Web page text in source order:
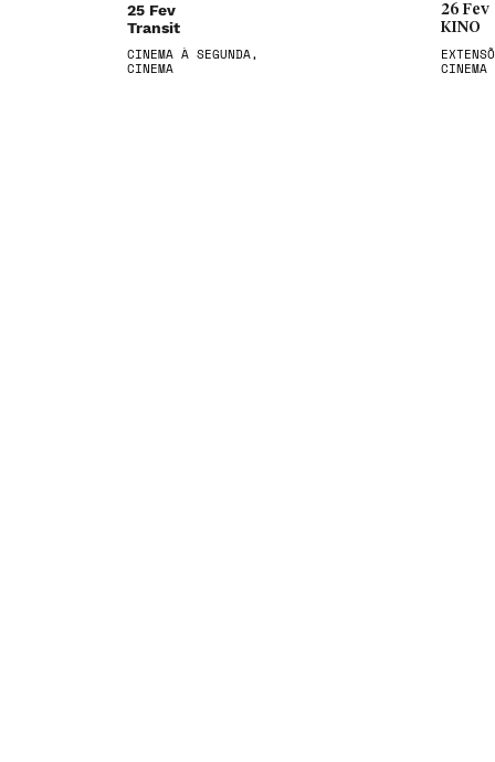
25 Fev
Transit
CINEMA À SEGUNDA,
CINEMA
26 Fev
KINO
CINEMA